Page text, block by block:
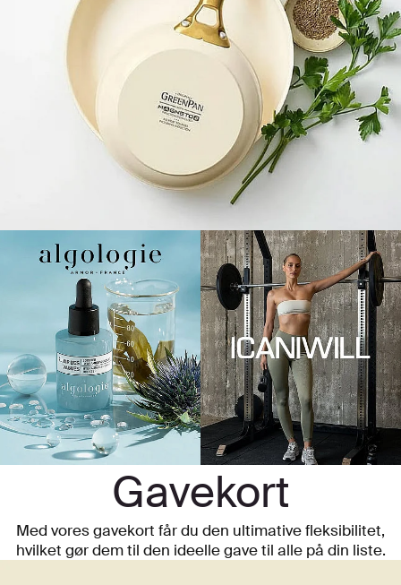
Gavekort
Med vores gavekort får du den ultimative fleksibilitet,
hvilket gør dem til den ideelle gave til alle på din liste.